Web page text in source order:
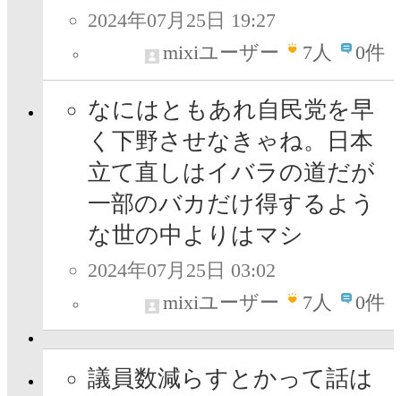
2024年07月25日 19:27
mixiユーザー
7人 0件
なにはともあれ自民党を早
く下野させなきゃね。日本
立て直しはイバラの道だが
一部のバカだけ得するよう
な世の中よりはマシ
2024年07月25日 03:02
mixiユーザー
7人 0件
議員数減らすとかって話は